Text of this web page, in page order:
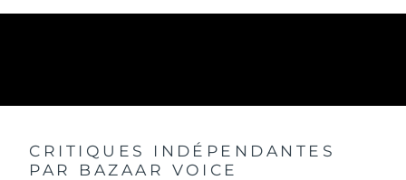
CRITIQUES INDÉPENDANTES
PAR BAZAAR VOICE